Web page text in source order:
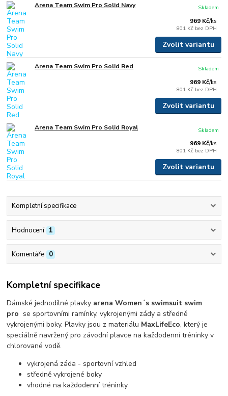
Arena Team Swim Pro Solid Navy
969 Kč/ks
801 Kč bez DPH
Skladem
Zvolit variantu
Arena Team Swim Pro Solid Red
969 Kč/ks
801 Kč bez DPH
Skladem
Zvolit variantu
Arena Team Swim Pro Solid Royal
969 Kč/ks
801 Kč bez DPH
Skladem
Zvolit variantu
Kompletní specifikace
Hodnocení 1
Komentáře 0
Kompletní specifikace
Dámské jednodílné plavky arena Women´s swimsuit swim
pro se sportovními ramínky, vykrojenými zády a středně
vykrojenými boky. Plavky jsou z materiálu MaxLifeEco, který je
speciálně navržený pro závodní plavce na každodenní tréninky v
chlorované vodě.
vykrojená záda - sportovní vzhled
středně vykrojené boky
vhodné na každodenní tréninky